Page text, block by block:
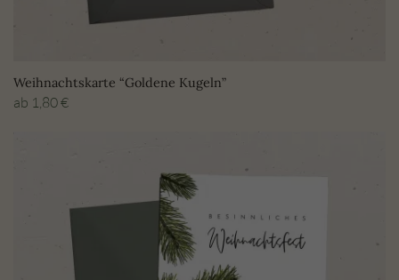
Weihnachtskarte “Goldene Kugeln”
ab 1,80€